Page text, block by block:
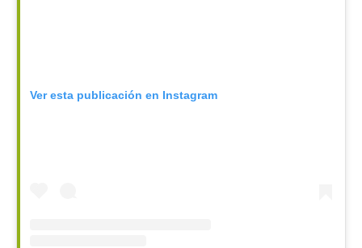
Ver esta publicación en Instagram